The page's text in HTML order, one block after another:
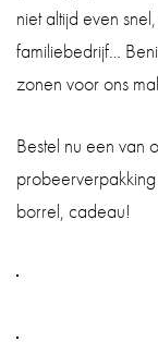
niet altijd even
familiebedrijf…
zonen voor ons
Bestel nu een van
borrel, cadeau!